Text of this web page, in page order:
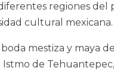
regiones del
cultural mexicana.
mestiza y maya
de